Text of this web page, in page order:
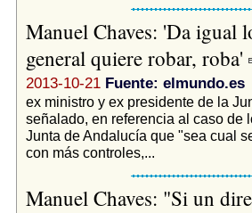
Manuel Chaves: 'Da igual
general quiere robar, roba'
2013-10-21 Fuente: elmundo.es
ex ministro y ex presidente de la
señalado, en referencia al caso de
Junta de Andalucía que "sea cual
con más controles,...
Manuel Chaves: "Si un